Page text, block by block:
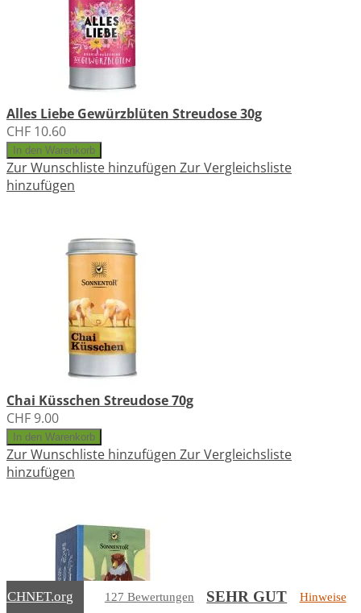
Alles Liebe Gewürzblüten Streudose 30g
CHF 10.60
In den Warenkorb
Zur Wunschliste hinzufügen Zur Vergleichsliste
hinzufügen
Chai Küsschen Streudose 70g
CHF 9.00
In den Warenkorb
Zur Wunschliste hinzufügen Zur Vergleichsliste
hinzufügen
.org 127 Bewertungen SEHR GUT Hinweise